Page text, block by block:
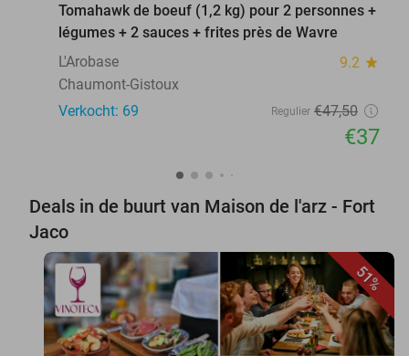
Tomahawk de boeuf (1,2 kg) pour 2 personnes +
légumes + 2 sauces + frites près de Wavre
L'Arobase
9.2 star
Chaumont-Gistoux
Verkocht: 69
Regulier €47,50
€37
Deals in de buurt van Maison de l'arz - Fort
Jaco
51%